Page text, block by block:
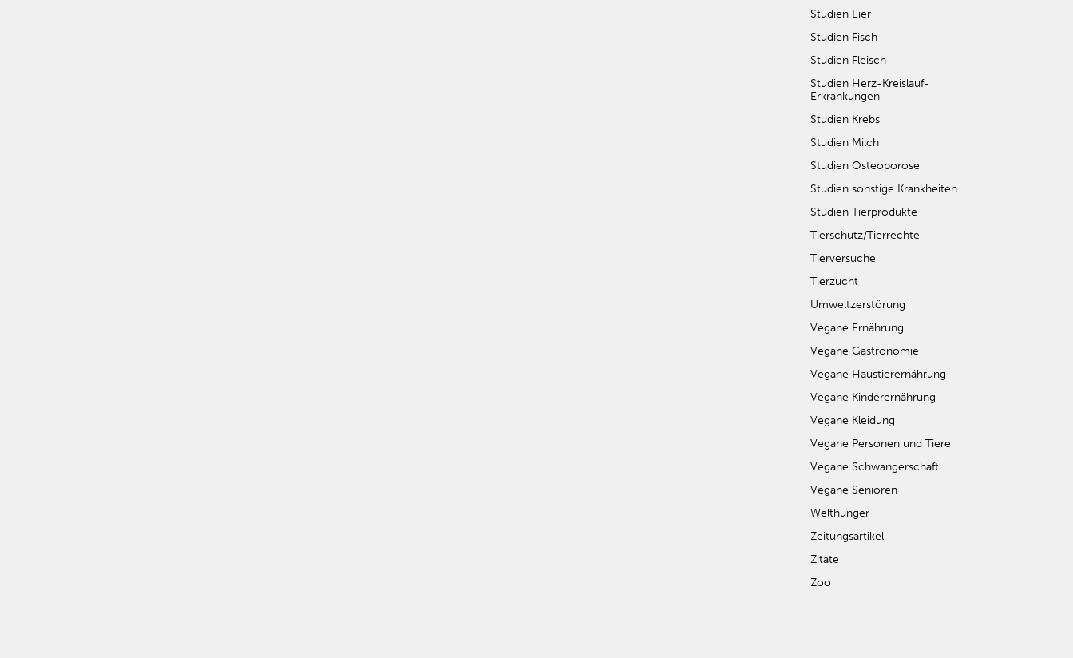
Studien Eier
Studien Fisch
Studien Fleisch
Studien Herz-Kreislauf-
Erkrankungen
Studien Krebs
Studien Milch
Studien Osteoporose
Studien sonstige Krankheiten
Studien Tierprodukte
Tierschutz/Tierrechte
Tierversuche
Tierzucht
Umweltzerstörung
Vegane Ernährung
Vegane Gastronomie
Vegane Haustierernährung
Vegane Kinderernährung
Vegane Kleidung
Vegane Personen und Tiere
Vegane Schwangerschaft
Vegane Senioren
Welthunger
Zeitungsartikel
Zitate
Zoo